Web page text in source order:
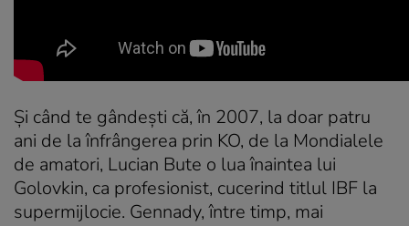
Şi când te gândeşti că, în 2007, la doar patru
ani de la înfrângerea prin KO, de la Mondialele
de amatori, Lucian Bute o lua înaintea lui
Golovkin, ca profesionist, cucerind titlul IBF la
supermijlocie. Gennady, între timp, mai